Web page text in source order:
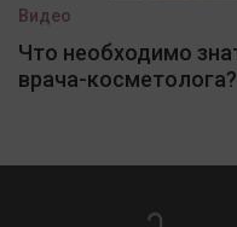
Видео
Что необходимо
врача-косметолога?